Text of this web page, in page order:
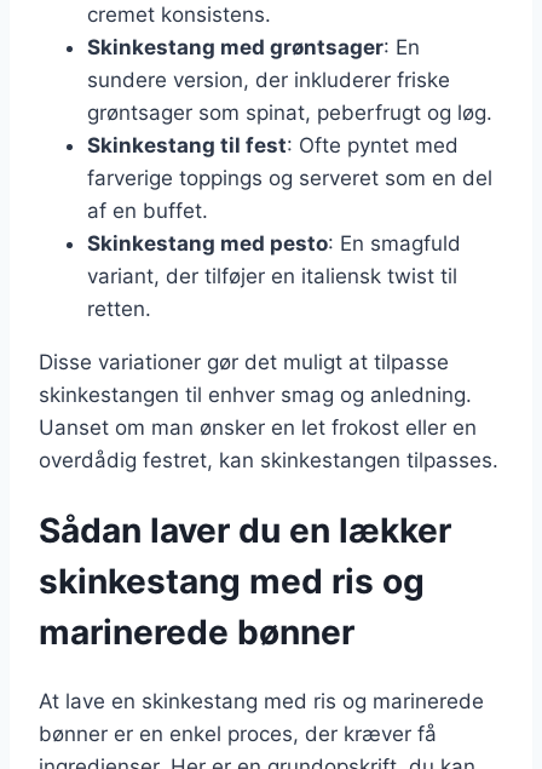
cremet konsistens.
Skinkestang med grøntsager: En
sundere version, der inkluderer friske
grøntsager som spinat, peberfrugt og løg.
Skinkestang til fest: Ofte pyntet med
farverige toppings og serveret som en del
af en buffet.
Skinkestang med pesto: En smagfuld
variant, der tilføjer en italiensk twist til
retten.
Disse variationer gør det muligt at tilpasse
skinkestangen til enhver smag og anledning.
Uanset om man ønsker en let frokost eller en
overdådig festret, kan skinkestangen tilpasses.
Sådan laver du en lækker
skinkestang med ris og
marinerede bønner
At lave en skinkestang med ris og marinerede
bønner er en enkel proces, der kræver få